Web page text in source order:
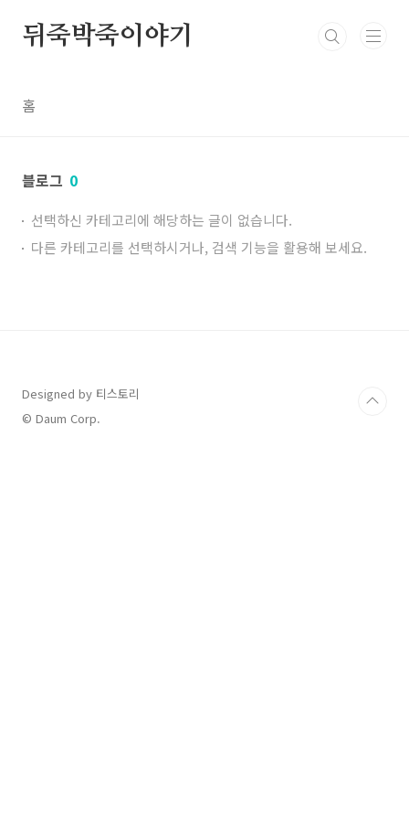
뒤죽박죽이야기
홈
블로그 0
선택하신 카테고리에 해당하는 글이 없습니다.
다른 카테고리를 선택하시거나, 검색 기능을 활용해 보세요.
Designed by 티스토리
© Daum Corp.